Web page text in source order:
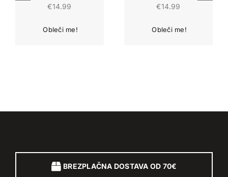
€14.99 €14.99
BREZPLAČNA DOSTAVA OD 70€